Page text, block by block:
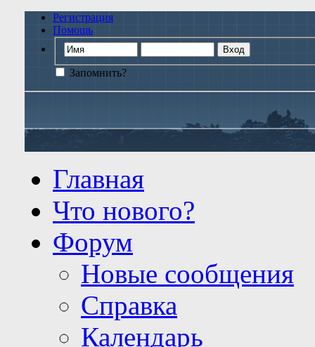
Регистрация
Помощь
Запомнить?
Главная
Что нового?
Форум
Новые сообщения
Справка
Календарь